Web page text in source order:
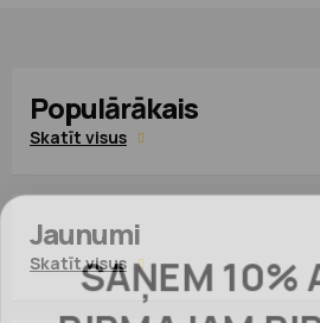
Populārākais
Skatīt visus
Jaunumi
Skatīt visusSAŅEM 10%
PIRMAJAM